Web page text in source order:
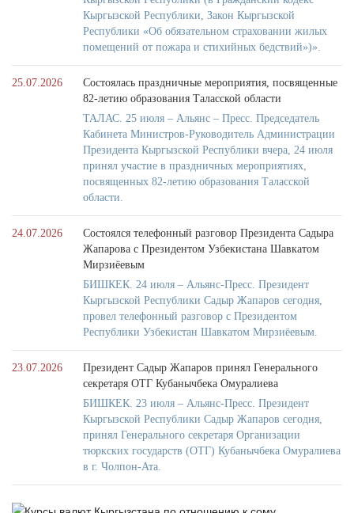
Кыргызской Республики, Закон Кыргызской
Республики «Об обязательном страховании жилых
помещений от пожара и стихийных бедствий»)».
25.07.2026
Состоялась праздничные мероприятия, посвященные
82-летию образования Таласской области
ТАЛАС. 25 июля – Альянс – Пресс. Председатель
Кабинета Министров-Руководитель Администрации
Президента Кыргызской Республики вчера, 24 июля
принял участие в праздничных мероприятиях,
посвященных 82-летию образования Таласской
области.
24.07.2026
Состоялся телефонный разговор Президента Садыра
Жапарова с Президентом Узбекистана Шавкатом
Мирзиёевым
БИШКЕК. 24 июля – Альянс-Пресс. Президент
Кыргызской Республики Садыр Жапаров сегодня,
провел телефонный разговор с Президентом
Республики Узбекистан Шавкатом Мирзиёевым.
23.07.2026
Президент Садыр Жапаров принял Генерального
секретаря ОТГ Кубанычбека Омуралиева
БИШКЕК. 23 июля – Альянс-Пресс. Президент
Кыргызской Республики Садыр Жапаров сегодня,
принял Генерального секретаря Организации
тюркских государств (ОТГ) Кубанычбека Омуралиева
в г. Чолпон-Ата.